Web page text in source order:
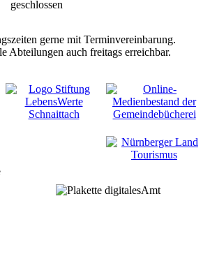
geschlossen
gerne mit Terminvereinbarung.
Abteilungen auch freitags erreichbar.